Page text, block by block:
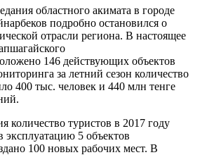
областного акимата в городе
подробно остановился о
отрасли региона. В настоящее
146 действующих объектов
за летний сезон количество
400 тыс. человек и 440 млн тенге
количество туристов в 2017 году
5 объектов
100 новых рабочих мест. В